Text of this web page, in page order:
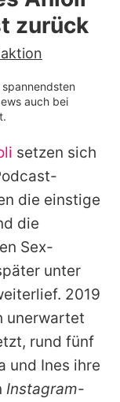
zurück
auch bei
setzen sich
die einstige
die
Sex-
unter
2019
unerwartet
rund fünf
und Ines ihre
Instagram-